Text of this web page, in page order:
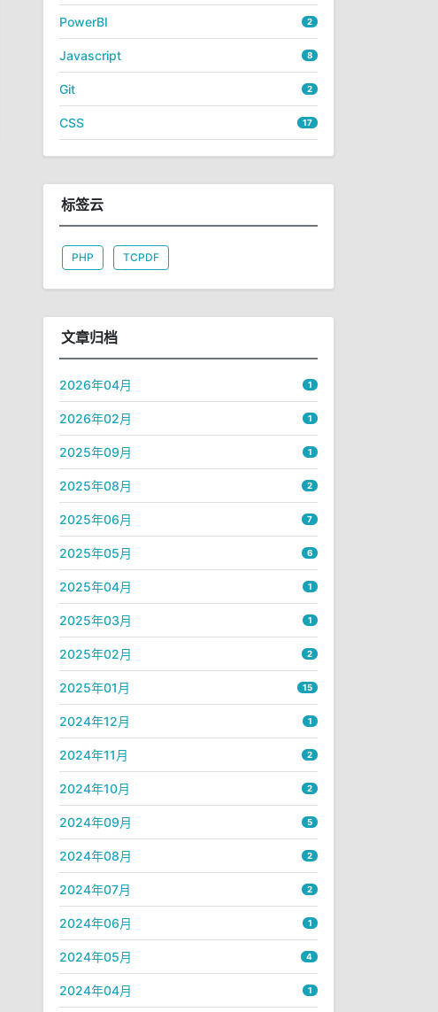
PowerBI 2
Javascript 8
Git 2
CSS 17
标签云
PHP TCPDF
文章归档
2026年04月 1
2026年02月 1
2025年09月 1
2025年08月 2
2025年06月 7
2025年05月 6
2025年04月 1
2025年03月 1
2025年02月 2
2025年01月 15
2024年12月 1
2024年11月 2
2024年10月 2
2024年09月 5
2024年08月 2
2024年07月 2
2024年06月 1
2024年05月 4
2024年04月 1